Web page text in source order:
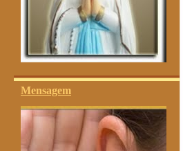
Mensagem